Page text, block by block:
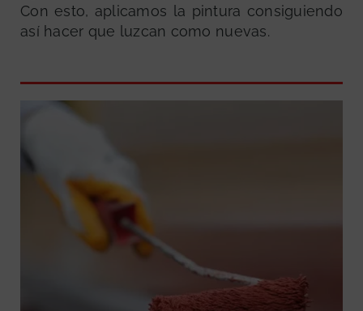
Con esto, aplicamos la pintura consiguiendo
así hacer que luzcan como nuevas.